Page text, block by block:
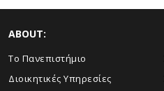
ABOUT:
Το Πανεπιστήμιο
Διοικητικές Υπηρεσίες